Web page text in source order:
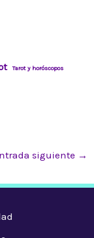
Tarot y horóscopos
siguiente →